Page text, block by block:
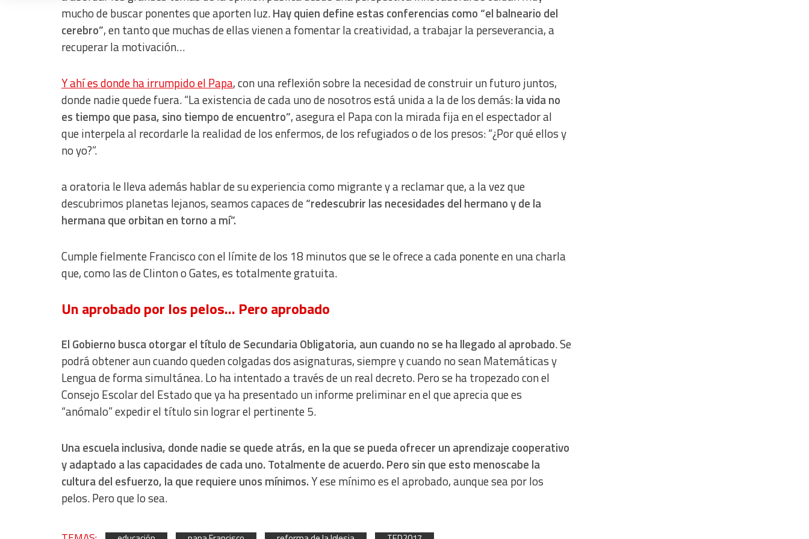
mucho de buscar ponentes que aporten luz.Hay quien define estas conferencias como “el balneario del
cerebro”, en tanto que muchas de ellas vienen a fomentar la creatividad, a trabajar la perseverancia, a
recuperar la motivación…
Y ahí es donde ha irrumpido el Papa, con una reflexión sobre la necesidad de construir un futuro juntos,
donde nadie quede fuera. “La existencia de cada uno de nosotros está unida a la de los demás:la vida no
es tiempo que pasa, sino tiempo de encuentro”, asegura el Papa con la mirada fija en el espectador al
que interpela al recordarle la realidad de los enfermos, de los refugiados o de los presos: “¿Por qué ellos y
no yo?”.
a oratoria le lleva además hablar de su experiencia como migrante y a reclamar que, a la vez que
descubrimos planetas lejanos, seamos capaces de“redescubrir las necesidades del hermano y de la
hermana que orbitan en torno a mí”.
Cumple fielmente Francisco con el límite de los 18 minutos que se le ofrece a cada ponente en una charla
que, como las de Clinton o Gates, es totalmente gratuita.
Un aprobado por los pelos… Pero aprobado
El Gobierno busca otorgar el título de Secundaria Obligatoria, aun cuando no se ha llegado al aprobado. Se
podrá obtener aun cuando queden colgadas dos asignaturas, siempre y cuando no sean Matemáticas y
Lengua de forma simultánea. Lo ha intentado a través de un real decreto. Pero se ha tropezado con el
Consejo Escolar del Estado que ya ha presentado un informe preliminar en el que aprecia que es
“anómalo” expedir el título sin lograr el pertinente 5.
Una escuela inclusiva, donde nadie se quede atrás, en la que se pueda ofrecer un aprendizaje cooperativo
y adaptado a las capacidades de cada uno. Totalmente de acuerdo. Pero sin que esto menoscabe la
cultura del esfuerzo, la que requiere unos mínimos.Y ese mínimo es el aprobado, aunque sea por los
pelos. Pero que lo sea.
Understand audiences through statistics or combinations of data from different sources
Use limited data to select content
IAB Special Features:
Use precise geolocation data
Identify devices based on information actively requested
Advertising